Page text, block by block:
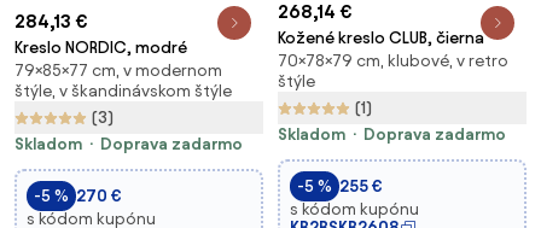
284,13 €
Kreslo NORDIC, modré
79×85×77 cm, v modernom
štýle, v škandinávskom štýle
(3)
Skladom
Doprava zadarmo
-5 % 270 €
s kódom kupónu
268,14 €
Kožené kreslo CLUB, čierna
70×78×79 cm, klubové, v retro
štýle
(1)
Skladom
Doprava zadarmo
-5 % 255 €
s kódom kupónu